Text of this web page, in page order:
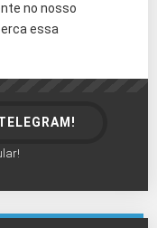
no nosso
essa